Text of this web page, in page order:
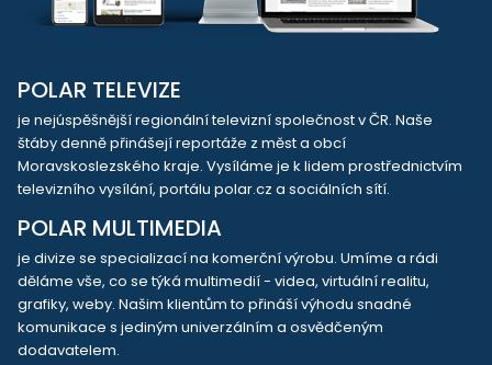
POLAR TELEVIZE
je nejúspěšnější regionální televizní společnost v ČR. Naše
štáby denně přinášejí reportáže z měst a obcí
Moravskoslezského kraje. Vysíláme je k lidem prostřednictvím
televizního vysílání, portálu polar.cz a sociálních sítí.
POLAR MULTIMEDIA
je divize se specializací na komerční výrobu. Umíme a rádi
děláme vše, co se týká multimedií - videa, virtuální realitu,
grafiky, weby. Našim klientům to přináší výhodu snadné
komunikace s jediným univerzálním a osvědčeným
dodavatelem.